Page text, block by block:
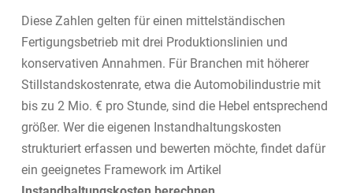
Diese Zahlen gelten für einen mittelständischen
Fertigungsbetrieb mit drei Produktionslinien und
konservativen Annahmen. Für Branchen mit höherer
Stillstandskostenrate, etwa die Automobilindustrie mit
bis zu 2 Mio. € pro Stunde, sind die Hebel entsprechend
größer. Wer die eigenen Instandhaltungskosten
strukturiert erfassen und bewerten möchte, findet dafür
ein geeignetes Framework im Artikel